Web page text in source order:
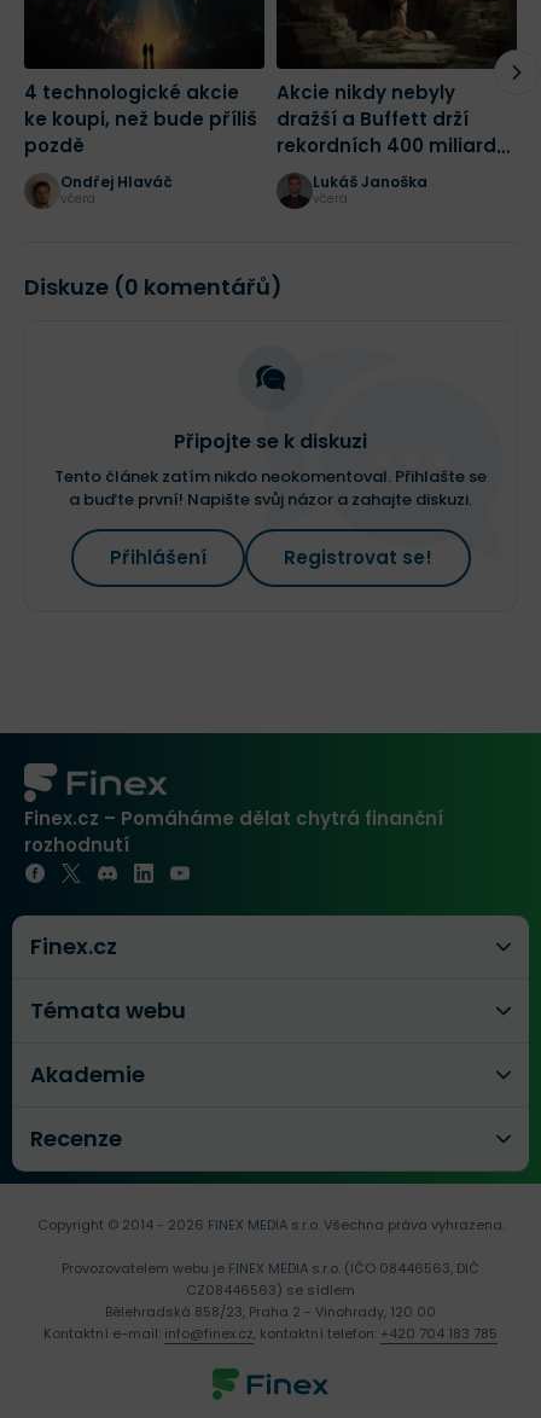
4 technologické akcie
ke koupi, než bude příliš
pozdě
Ondřej Hlaváč
včera
Akcie nikdy nebyly
dražší a Buffett drží
rekordních 400 miliard
dolarů! Jak bych dnes
začal investovat?
Lukáš Janoška
včera
Diskuze (0 komentářů)
Připojte se k diskuzi
Tento článek zatím nikdo neokomentoval. Přihlašte se
a buďte první! Napište svůj názor a zahajte diskuzi.
Přihlášení Registrovat se!
Finex.cz – Pomáháme dělat chytrá finanční
rozhodnutí
Finex.cz
Témata webu
Akademie
Recenze
Copyright © 2014 - 2026 FINEX MEDIA s.r.o.Všechna práva vyhrazena.
Provozovatelem webu je FINEX MEDIA s.r.o. (IČO 08446563, DIČ
CZ08446563) se sídlem
Bělehradská 858/23, Praha 2 - Vinohrady, 120 00
Kontaktní e-mail: info@finex.cz, kontaktní telefon: +420 704 183 785